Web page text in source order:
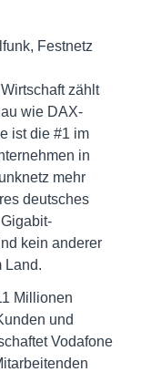
Festnetz
zählt
wie DAX-
ist die #1 im
in
mehr
deutsches
kein anderer
Land.
Millionen
und
Vodafone